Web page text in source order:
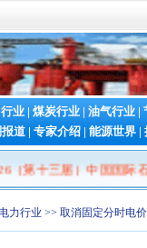
业 | 煤炭行业 | 油气行业 |
道 | 专家介绍 | 能源世界 |
十三届）中国国际石墨
力行业 >> 取消固定分时电